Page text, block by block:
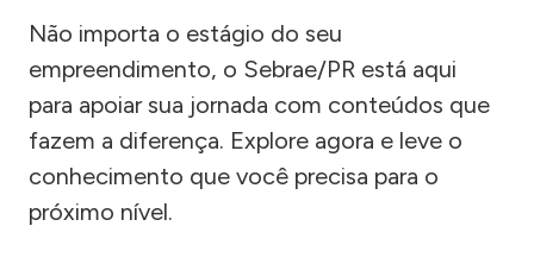
Não importa o estágio do seu
empreendimento, o Sebrae/PR está aqui
para apoiar sua jornada com conteúdos que
fazem a diferença. Explore agora e leve o
conhecimento que você precisa para o
próximo nível.